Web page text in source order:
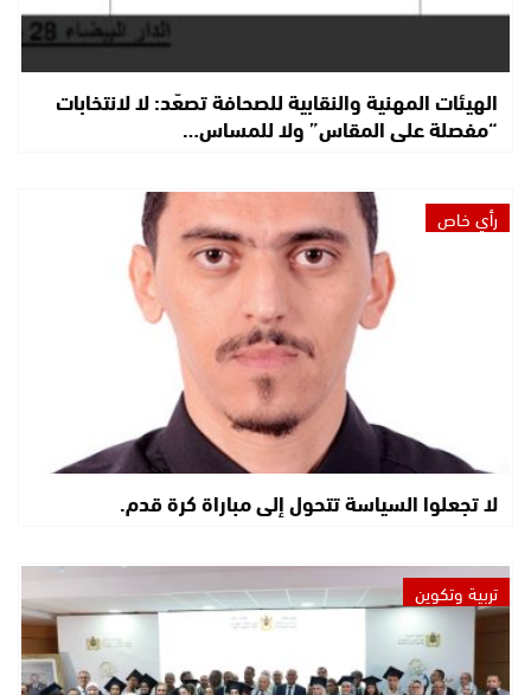
الهيئات المهنية والنقابية للصحافة تصعّد: لا لانتخابات
“مفصلة على المقاس” ولا للمساس…
رأي خاص
لا تجعلوا السياسة تتحول إلى مباراة كرة قدم.
تربية وتكوين